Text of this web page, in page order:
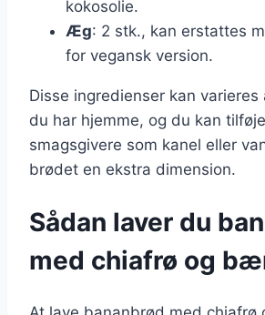
kokosolie.
Æg: 2 stk., kan erstattes
for vegansk version.
Disse ingredienser kan
du har hjemme, og du kan
smagsgivere som kanel eller
brødet en ekstra dimension.
Sådan laver du
med chiafrø og